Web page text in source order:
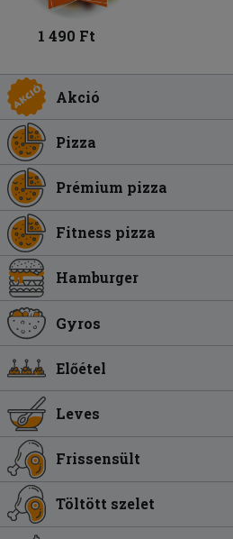
1 490 Ft
Akció
Pizza
Prémium pizza
Fitness pizza
Hamburger
Gyros
Előétel
Leves
Frissensült
Töltött szelet